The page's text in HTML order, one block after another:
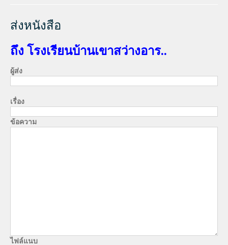
ส่งหนังสือ
ถึง โรงเรียนบ้านเขาสว่างอาร..
ผู้ส่ง
เรื่อง
ข้อความ
ไฟล์แนบ